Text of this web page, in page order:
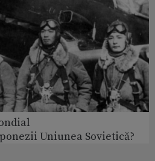
Uniunea Sovietică?